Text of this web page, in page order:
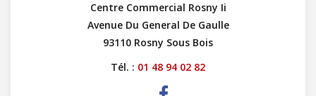
Centre Commercial Rosny Ii
Avenue Du General De Gaulle
93110 Rosny Sous Bois
Tél. : 01 48 94 02 82